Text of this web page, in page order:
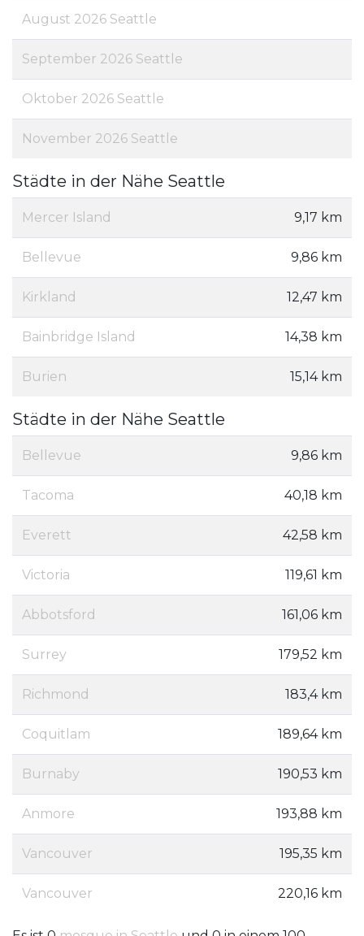
August 2026 Seattle
September 2026 Seattle
Oktober 2026 Seattle
November 2026 Seattle
Städte in der Nähe Seattle
Mercer Island 9,17 km
Bellevue 9,86 km
Kirkland 12,47 km
Bainbridge Island 14,38 km
Burien 15,14 km
Städte in der Nähe Seattle
Bellevue 9,86 km
Tacoma 40,18 km
Everett 42,58 km
Victoria 119,61 km
Abbotsford 161,06 km
Surrey 179,52 km
Richmond 183,4 km
Coquitlam 189,64 km
Burnaby 190,53 km
Anmore 193,88 km
Vancouver 195,35 km
Vancouver 220,16 km